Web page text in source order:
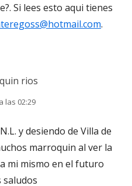
Si lees esto aqui tienes
.
rios
las 02:29
y desiendo de Villa de
marroquin al ver la
mi mismo en el futuro